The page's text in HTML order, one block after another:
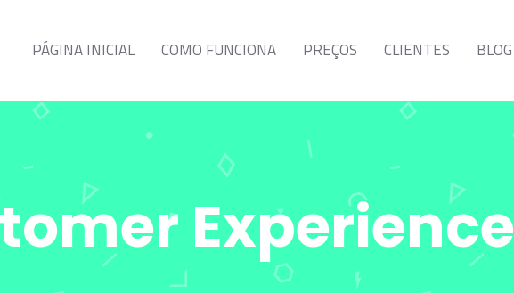
PÁGINA INICIAL COMO FUNCIONA PREÇOS CLIENTES BLOG
Experience